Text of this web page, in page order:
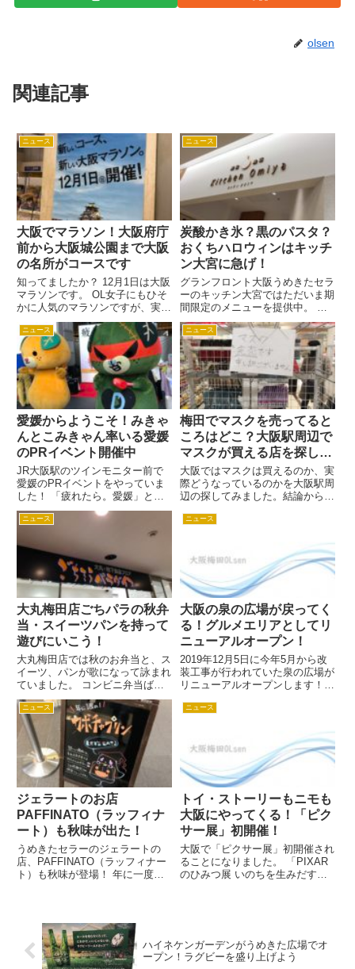
olsen
関連記事
ニュース
大阪でマラソン！大阪府庁
前から大阪城公園まで大阪
の名所がコースです
知ってましたか？ 12月1日は大阪
マラソンです。 OL女子にもひそ
かに人気のマラソンですが、実は
こちらのマラソン、競争倍率が4
倍以上というとても人気のマラソ
ン大会です。 市民アスリート枠
は開始10分で定員締め切りにな
ったほどの人気っぷりです...
ニュース
炭酸かき氷？黒のパスタ？
おくちハロウィンはキッチ
ン大宮に急げ！
グランフロント大阪うめきたセラ
ーのキッチン大宮ではただいま期
間限定のメニューを提供中。 し
ゅわしゅわ炭酸なのにかき氷とい
う新食感かき氷やハロウィンパス
タのイカ墨パスタもあるから、ハ
ロウィンパーティーで集まっちゃ
いましょう。 先輩OLねこ こ...
ニュース
愛媛からようこそ！みきゃ
んとこみきゃん率いる愛媛
のPRイベント開催中
JR大阪駅のツインモニター前で
愛媛のPRイベントをやっていま
した！ 「疲れたら。愛媛」とい
うことで、愛媛に癒されにいきま
しょう。 先輩OLねこ 朝早くから
準備中。ご苦労様です。 新人OL
ねこ 愛媛といったらやっぱりみ
かん県。いろんなみかんの...
ニュース
梅田でマスクを売ってると
ころはどこ？大阪駅周辺で
マスクが買える店を探して
みた
大阪ではマスクは買えるのか、実
際どうなっているのかを大阪駅周
辺の探してみました。結論から言
る可能性大です。マスクを売って
チェックしてみてください！ JR
大阪駅のホームにあるセブンイ...
ニュース
大丸梅田店ごちパラの秋弁
当・スイーツパンを持って
遊びにいこう！
大丸梅田店では秋のお弁当と、ス
イーツ、パンが歌になって詠まれ
ていました。 コンビニ弁当ばか
りじゃなくて、たまにはこういう
お弁当もおすすめ。 OLのお弁当
としても季節感があって、きっと
みんなの注目の的になること間違
いなしですね。 日替わりで色...
ニュース
大阪の泉の広場が戻ってく
る！グルメエリアとしてリ
ニューアルオープン！
2019年12月5日に今年5月から改
装工事が行われていた泉の広場が
リニューアルオープンします！
した。 グルメエリアは3エリアに
に近い「扇町ゾーン」。 ビジネ
ス客やOL客のランチタ...
ニュース
ジェラートのお店
PAFFINATO（ラッフィナ
ート）も秋味が出た！
うめきたセラーのジェラートの
店、PAFFINATO（ラッフィナー
ト）も秋味が登場！ 年に一度の
散歩も素敵ですね。 先輩OLねこ
もうすっかりうめきた...
ニュース
トイ・ストーリーもニモも
大阪にやってくる！「ピク
サー展」初開催！
大阪で「ピクサー展」初開催され
ることになりました。 「PIXAR
のひみつ展 いのちを生みだすサ
ハイネケンガーデンがうめきた広場でオ
ープン！ラグビーを盛り上げよう